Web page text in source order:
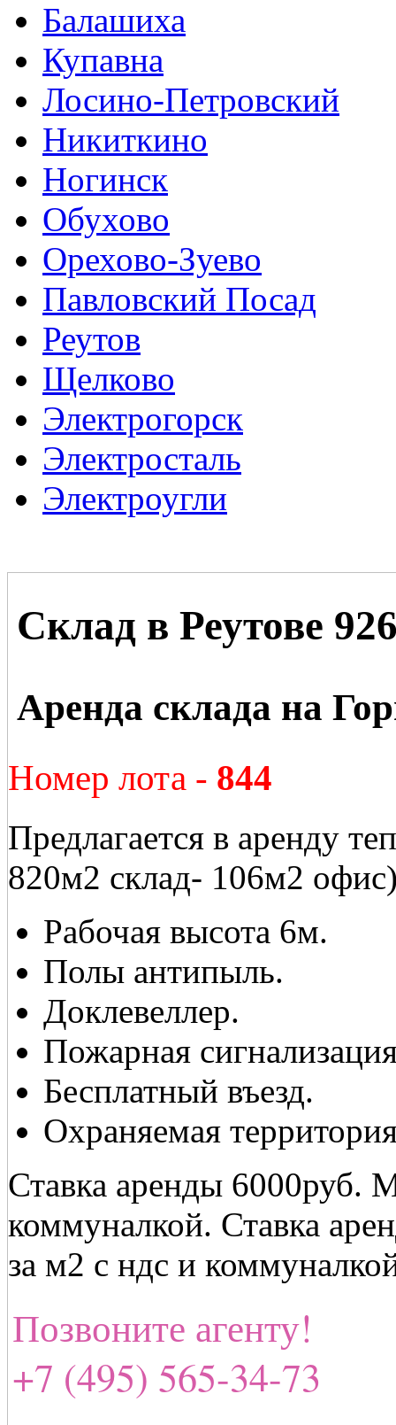
Балашиха
Купавна
Лосино-Петровский
Никиткино
Ногинск
Обухово
Орехово-Зуево
Павловский Посад
Реутов
Щелково
Электрогорск
Электросталь
Электроугли
Склад в Реутове
Аренда склада на
Номер лота - 844
Предлагается в аренду
820м2 склад- 106м2
Рабочая высота 6м.
Полы антипыль.
Доклевеллер.
Пожарная
Бесплатный въезд.
Охраняемая
Ставка аренды 6000руб.
коммуналкой. Ставка
за м2 с ндс и
Позвоните агенту!
+7 (495) 565-34-73